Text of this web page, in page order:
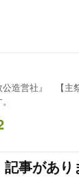
公造営社』 【主
記事があり